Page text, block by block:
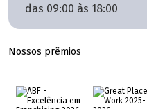
das 09:00 às 18:00
Nossos prêmios